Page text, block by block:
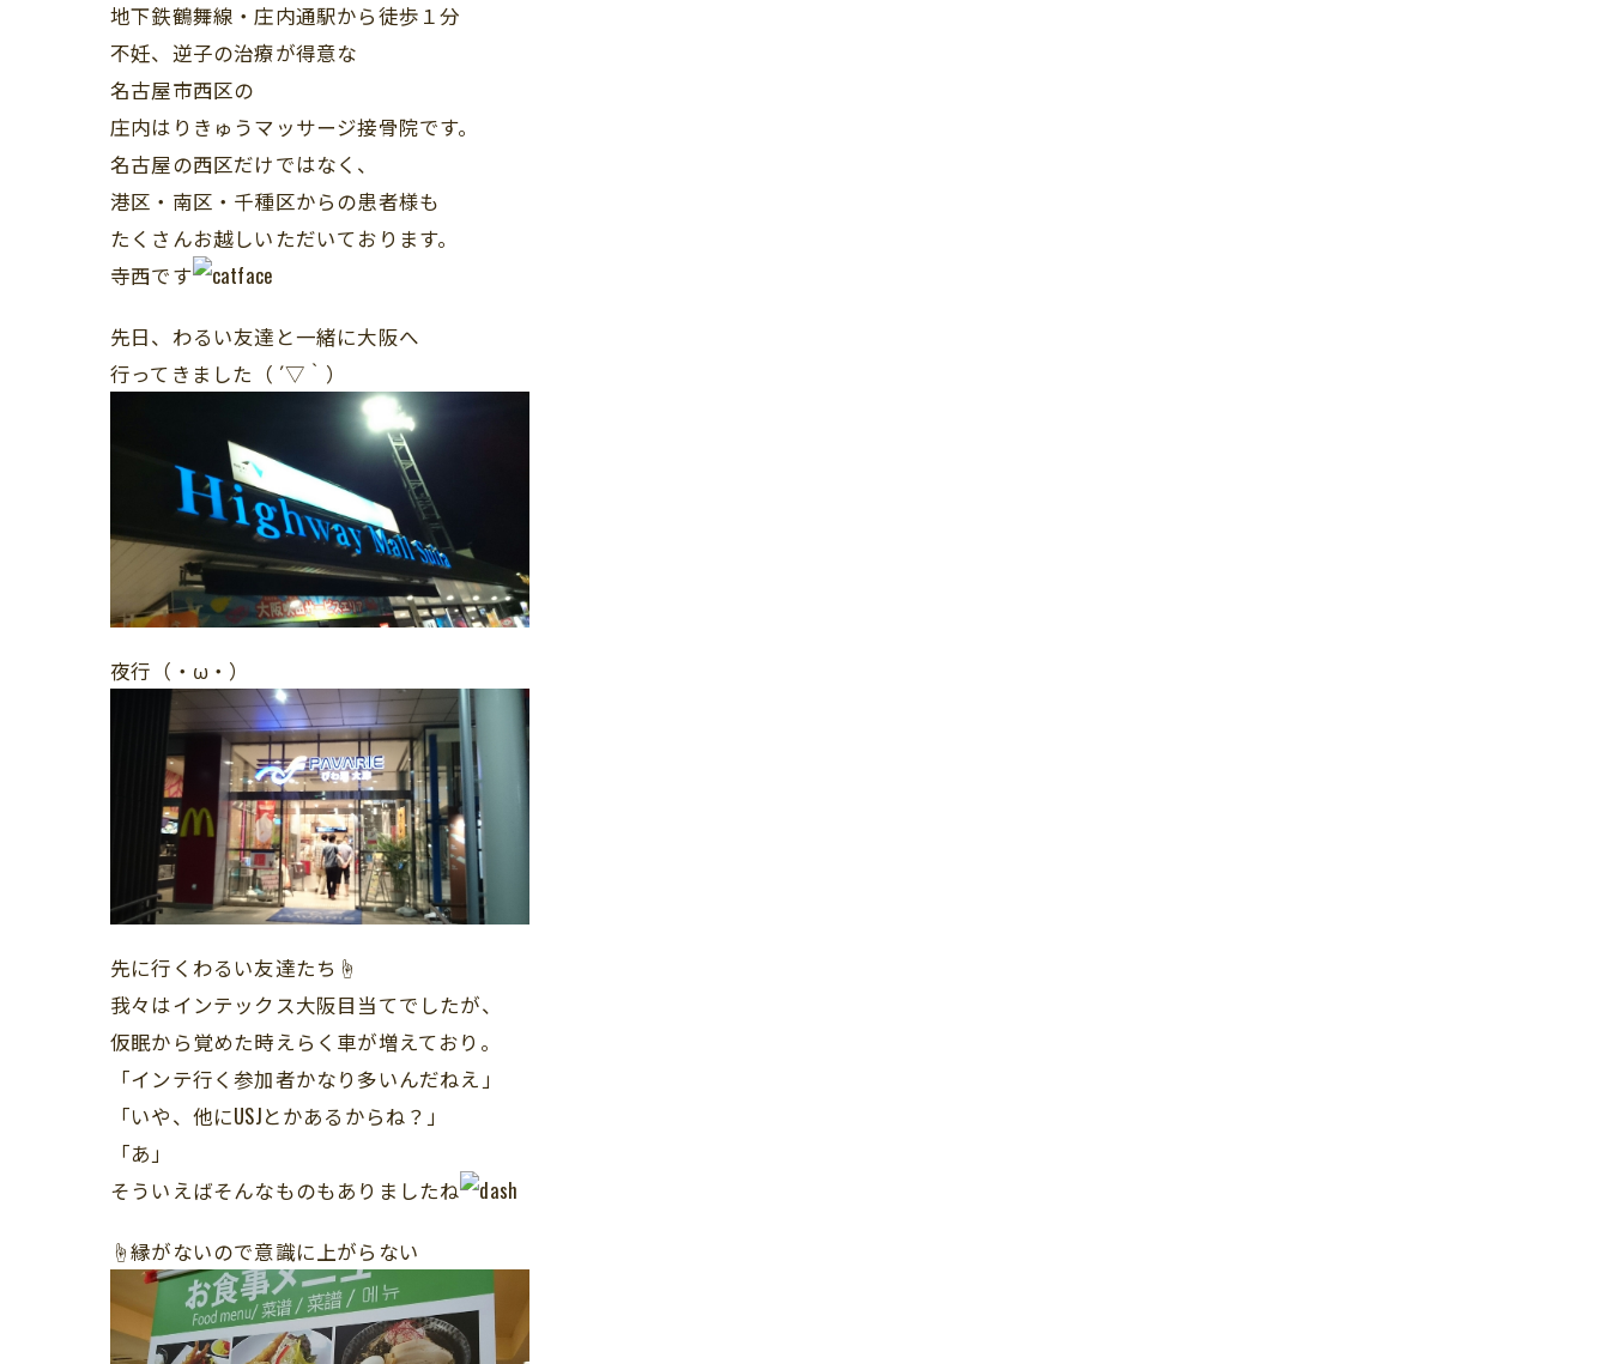
地下鉄鶴舞線・庄内通駅から徒歩１分
不妊、逆子の治療が得意な
名古屋市西区の
庄内はりきゅうマッサージ接骨院です。
名古屋の西区だけではなく、
港区・南区・千種区からの患者様も
たくさんお越しいただいております。
寺西です
先日、わるい友達と一緒に大阪へ
行ってきました（ ´▽｀）
夜行（・ω・）
先に行くわるい友達たち☝
我々はインテックス大阪目当てでしたが、
仮眠から覚めた時えらく車が増えており。
「インテ行く参加者かなり多いんだねえ」
「いや、他にUSJとかあるからね？」
「あ」
そういえばそんなものもありましたね
☝縁がないので意識に上がらない